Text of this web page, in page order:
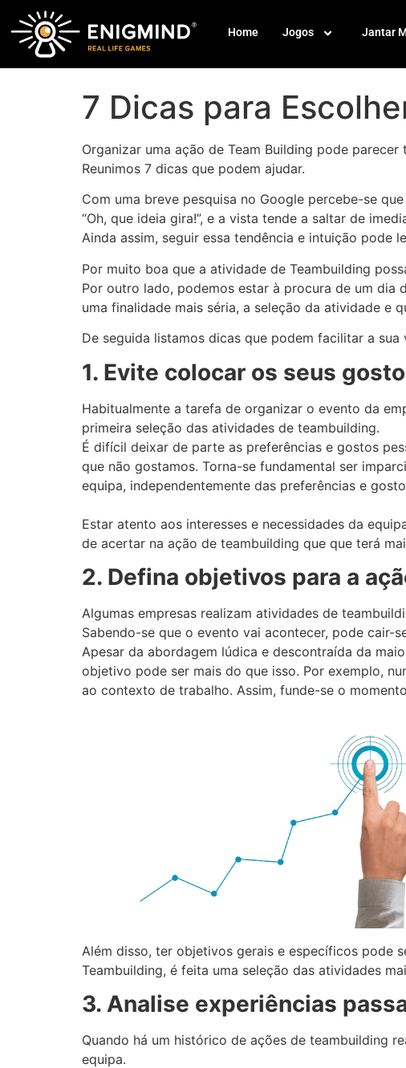
Home Jogos Jantar
7 Dicas para
Organizar uma ação de Team Building pode parecer
Reunimos 7 dicas que podem ajudar.
Com uma breve pesquisa no Google percebe-se
“Oh, que ideia gira!”, e a vista tende a saltar de
Ainda assim, seguir essa tendência e intuição pode
Por muito boa que a atividade de Teambuilding
Por outro lado, podemos estar à procura de um dia
uma finalidade mais séria, a seleção da atividade e
De seguida listamos dicas que podem facilitar a
1. Evite colocar os seus
Habitualmente a tarefa de organizar o evento da
primeira seleção das atividades de teambuilding.
É difícil deixar de parte as preferências e gostos
que não gostamos. Torna-se fundamental ser
equipa, independentemente das preferências e
Estar atento aos interesses e necessidades da
de acertar na ação de teambuilding que que terá
2. Defina objetivos para a
Algumas empresas realizam atividades de
Sabendo-se que o evento vai acontecer, pode cair-
Apesar da abordagem lúdica e descontraída da
objetivo pode ser mais do que isso. Por exemplo,
ao contexto de trabalho. Assim, funde-se o
Além disso, ter objetivos gerais e específicos pode
Teambuilding, é feita uma seleção das atividades
3. Analise experiências
Quando há um histórico de ações de teambuilding
equipa.